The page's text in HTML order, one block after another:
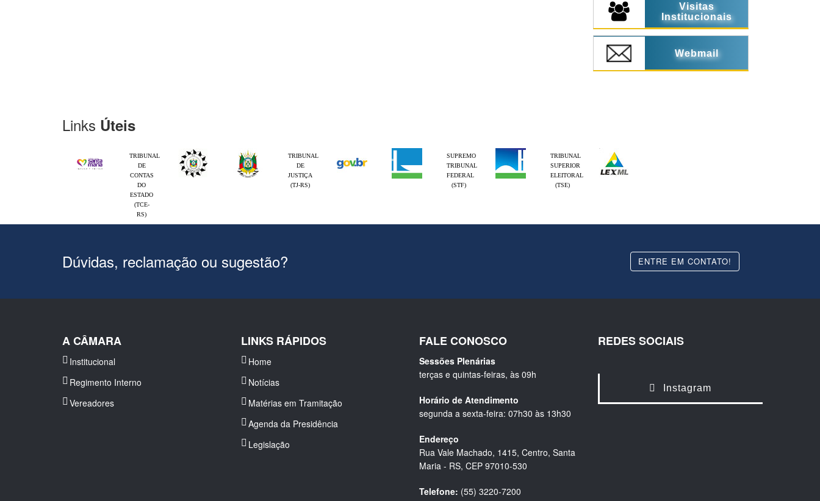
Visitas
Institucionais
Webmail
Links Úteis
TRIBUNAL
DE
CONTAS
DO
ESTADO
(TCE-
RS)
TRIBUNAL
DE
JUSTIÇA
(TJ-RS)
SUPREMO
TRIBUNAL
FEDERAL
(STF)
TRIBUNAL
SUPERIOR
ELEITORAL
(TSE)
Dúvidas, reclamação ou sugestão? ENTRE EM CONTATO!
A CÂMARA
Institucional
Regimento Interno
Vereadores
LINKS RÁPIDOS
Home
Notícias
Matérias em Tramitação
Agenda da Presidência
Legislação
FALE CONOSCO
Sessões Plenárias
terças e quintas-feiras, às 09h
Horário de Atendimento
segunda a sexta-feira: 07h30 às 13h30
Endereço
Rua Vale Machado, 1415, Centro, Santa
Maria - RS, CEP 97010-530
Telefone: (55) 3220-7200
REDES SOCIAIS
Instagram